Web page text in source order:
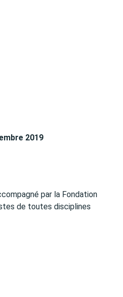
2019
par la Fondation
de toutes disciplines